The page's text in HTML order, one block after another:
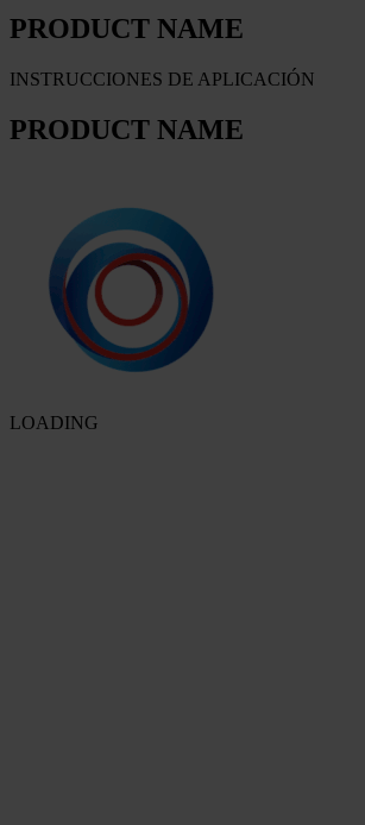
PRODUCT NAME
INSTRUCCIONES DE APLICACIÓN
PRODUCT NAME
LOADING